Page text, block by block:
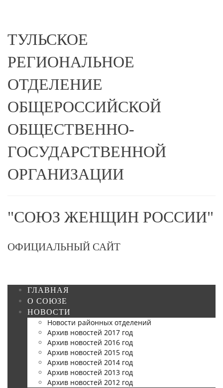
ТУЛЬСКОЕ
РЕГИОНАЛЬНОЕ
ОТДЕЛЕНИЕ
ОБЩЕРОССИЙСКОЙ
ОБЩЕСТВЕННО-
ГОСУДАРСТВЕННОЙ
ОРГАНИЗАЦИИ
"СОЮЗ ЖЕНЩИН РОССИИ"
ОФИЦИАЛЬНЫЙ САЙТ
ГЛАВНАЯ
О СОЮЗЕ
НОВОСТИ
Новости районных отделений
Архив новостей 2017 год
Архив новостей 2016 год
Архив новостей 2015 год
Архив новостей 2014 год
Архив новостей 2013 год
Архив новостей 2012 год